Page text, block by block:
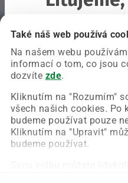
Také náš web používá
Na našem webu
informací o tom, co jsou
dozvíte zde.
Kliknutím na "Rozumím"
všech našich cookies. Po
budeme používat pouze
Kliknutím na "Upravit"
budeme používat.
Chyba nastala na naší
Zkuste prosím znovu
Obnovit stránku